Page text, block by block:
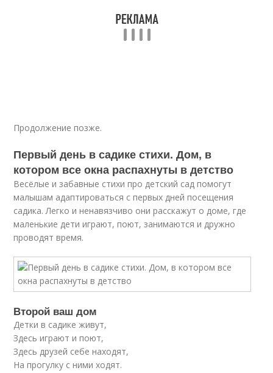
Продолжение позже.
Первый день в садике стихи. Дом, в
котором все окна распахнуты в детство
Весёлые и забавные стихи про детский сад помогут
малышам адаптироваться с первых дней посещения
садика. Легко и ненавязчиво они расскажут о доме, где
маленькие дети играют, поют, занимаются и дружно
проводят время.
Второй ваш дом
Детки в садике живут,
Здесь играют и поют,
Здесь друзей себе находят,
На прогулку с ними ходят.